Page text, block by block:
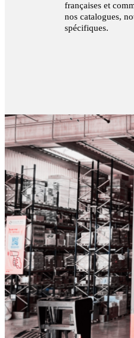
françaises et
nos catalogues,
spécifiques.